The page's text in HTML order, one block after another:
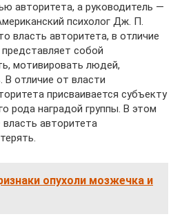
авторитета, а руководитель —
психолог Дж. П.
власть авторитета, в отличие
собой
мотивировать людей,
В отличие от власти
присваивается субъекту
рода наградой группы. В этом
авторитета
опухоли мозжечка и